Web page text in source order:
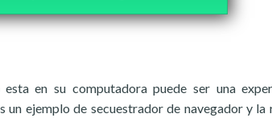
en su computadora puede ser una
ejemplo de secuestrador de navegador y la